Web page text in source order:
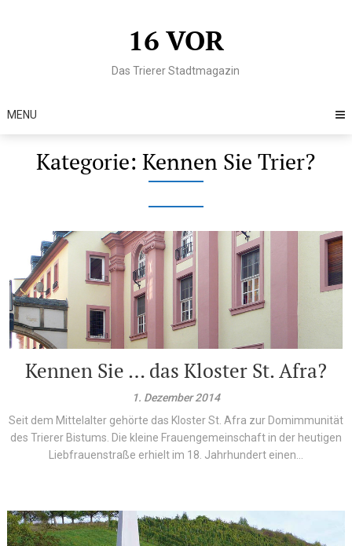
16 VOR
Das Trierer Stadtmagazin
MENU
Kategorie:Kennen Sie Trier?
Kennen Sie … das Kloster St. Afra?
1. Dezember 2014
Seit dem Mittelalter gehörte das Kloster St. Afra zur Domimmunität
des Trierer Bistums. Die kleine Frauengemeinschaft in der heutigen
Liebfrauenstraße erhielt im 18. Jahrhundert einen...